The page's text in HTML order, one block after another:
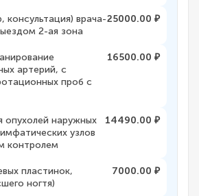
врача-
2-ая зона
25000.00 ₽
артерий, с
проб с
16500.00 ₽
опухолей наружных
узлов
контролем
14490.00 ₽
пластинок,
ногтя)
7000.00 ₽